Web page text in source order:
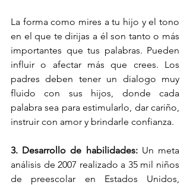
La forma como mires a tu hijo y el tono
en el que te dirijas a él son tanto o más
importantes que tus palabras. Pueden
influir o afectar más que crees. Los
padres deben tener un dialogo muy
fluido con sus hijos, donde cada
palabra sea para estimularlo, dar cariño,
instruir con amor y brindarle confianza.
3. Desarrollo de habilidades: Un meta
análisis de 2007 realizado a 35 mil niños
de preescolar en Estados Unidos,